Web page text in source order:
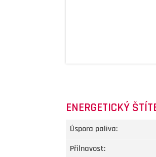
ENERGETICKÝ
Úspora paliva:
Přilnavost: